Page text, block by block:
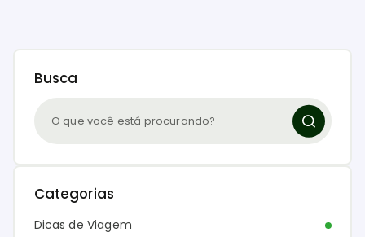
Busca
Categorias
Dicas de Viagem